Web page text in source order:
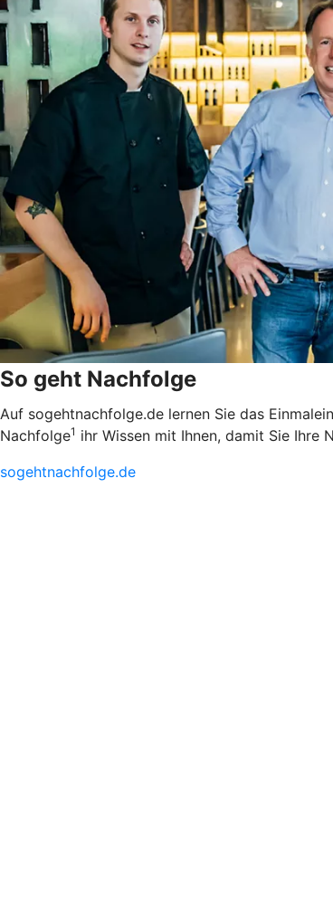
So geht Nachfolge
Auf sogehtnachfolge.de lernen Sie das
Nachfolge1 ihr Wissen mit Ihnen, damit Sie Ihre
sogehtnachfolge.de